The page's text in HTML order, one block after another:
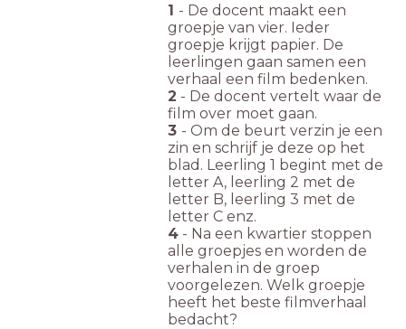
1 - De docent maakt een
groepje van vier. Ieder
groepje krijgt papier. De
leerlingen gaan samen een
verhaal een film bedenken.
2 - De docent vertelt waar de
film over moet gaan.
3 - Om de beurt verzin je een
zin en schrijf je deze op het
blad. Leerling 1 begint met de
letter A, leerling 2 met de
letter B, leerling 3 met de
letter C enz.
4 - Na een kwartier stoppen
alle groepjes en worden de
verhalen in de groep
voorgelezen. Welk groepje
heeft het beste filmverhaal
bedacht?